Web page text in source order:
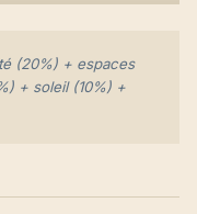
(20%) + espaces
+ soleil (10%) +